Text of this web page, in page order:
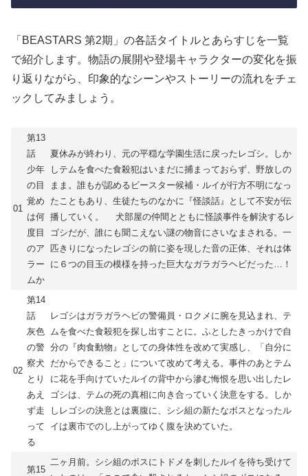
「BEASTARS 第2期」の各話タイトルとあらすじを一覧
で紹介します。物語の展開や登場キャラクターの変化を振
り返りながら、印象的なシーンやストーリーの流れをチェ
ックしてみましょう。
01
第13
話
少年
の目
覚め
は何
度目
のア
ラー
ムか
夏休みが終わり、元の平穏な学園生活に戻ったレゴシ。しか
しテムを食べた食殺犯はいまだに捕まっておらず、野放しの
まま。誰もが認めるビースター候補・ルイが行方不明になっ
たこともあり、生徒たちのなかに『怪談話』として不安が伝
播していく。 犬部屋の仲間とともに怪談事件を解決するレ
ゴシだが、誰にも聞こえない謎の物音にさいなまされる。一
匹きりになったレゴシの前に姿を現した音の正体、それは体
に６つの目玉の模様を持った巨大なガラガラヘビだった…！
02
第14
話
灰色
の警
察犬
とり
あえ
ず走
って
る
レゴシはガラガラヘビの警備員・ロクメに腕を見込まれ、テ
ムを食べた食殺犯を探し出すことに。ふとしたきっかけで自
分の『肉食動物』としての身体性を改めて実感し、「自分に
だからできること」について改めて考える。事件のあとテム
に花を手向けていたルイの背中から滲む悔恨を思い出したレ
ゴシは、テムの死の真相に向き合っていく決意をする。しか
しレゴシの決意とは裏腹に、シシ組の新たなボスとなったル
イは裏市でのし上がってゆく腹を決めていた。
第15
二ヶ月前。シシ組のボスにトドメを刺したルイを待ち受けて